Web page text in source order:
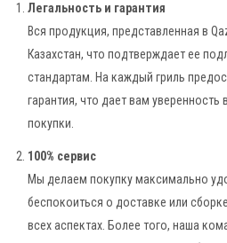
Легальность и гарантия
Вся продукция, представленная в
Казахстан, что подтверждает ее
стандартам. На каждый гриль
гарантия, что дает вам
покупки.
100% сервис
Мы делаем покупку максимально
беспокоиться о доставке или
всех аспектах. Более того, наша